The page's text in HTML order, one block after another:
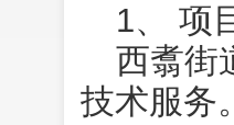
1、 项
西翥街
技术服务